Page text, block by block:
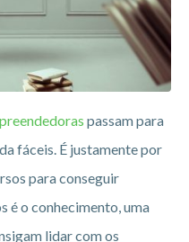
passam para
fáceis. É justamente por
para conseguir
é o conhecimento, uma
lidar com os